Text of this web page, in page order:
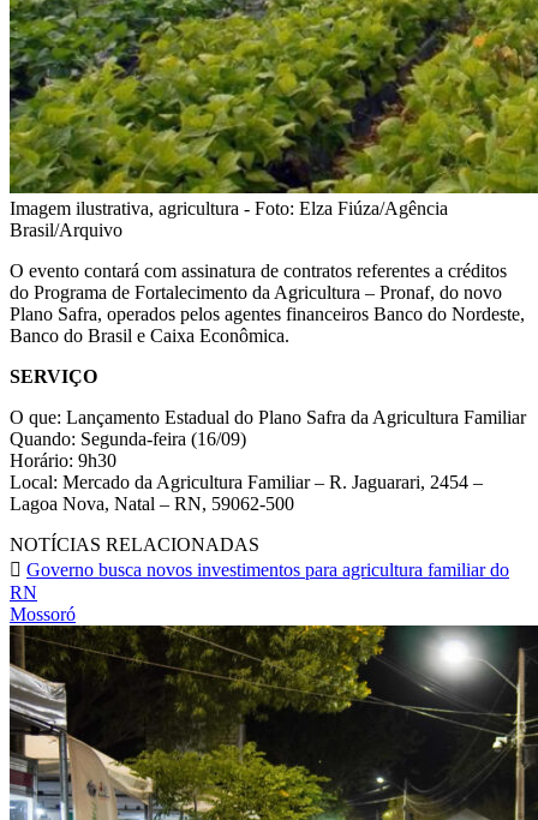
Imagem ilustrativa, agricultura - Foto: Elza Fiúza/Agência
Brasil/Arquivo
O evento contará com assinatura de contratos referentes a créditos
do Programa de Fortalecimento da Agricultura – Pronaf, do novo
Plano Safra, operados pelos agentes financeiros Banco do Nordeste,
Banco do Brasil e Caixa Econômica.
SERVIÇO
O que: Lançamento Estadual do Plano Safra da Agricultura Familiar
Quando: Segunda-feira (16/09)
Horário: 9h30
Local: Mercado da Agricultura Familiar – R. Jaguarari, 2454 –
Lagoa Nova, Natal – RN, 59062-500
NOTÍCIAS RELACIONADAS
Governo busca novos investimentos para agricultura familiar do
RN
Mossoró